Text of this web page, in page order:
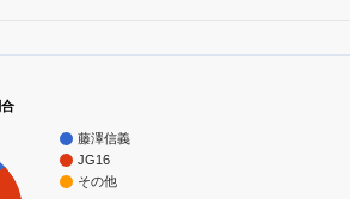
利用も付きます
藤澤信義
JG16
その他